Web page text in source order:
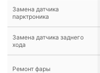
Замена датчика
парктроника
Замена датчика заднего
хода
Ремонт фары